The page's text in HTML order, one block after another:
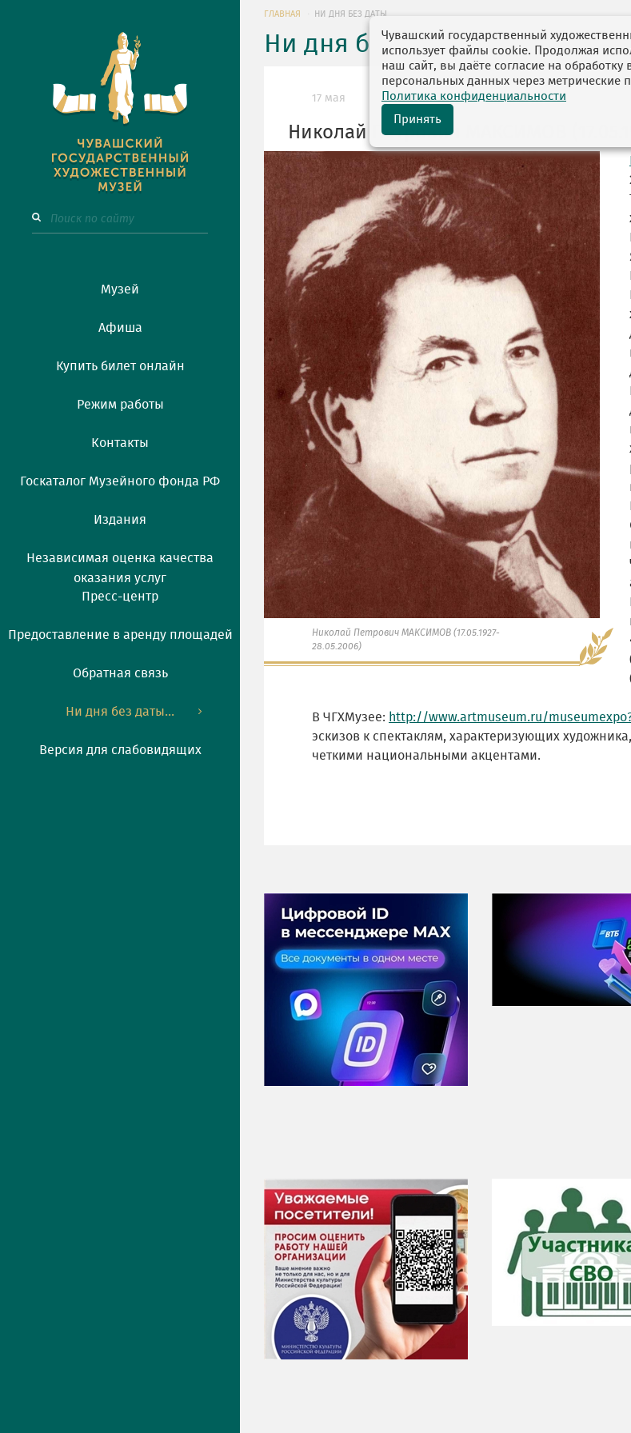
Музей
Афиша
Купить билет онлайн
Режим работы
Контакты
Госкаталог Музейного фонда РФ
Издания
Независимая оценка качества
оказания услуг
Пресс-центр
Предоставление в аренду площадей
Обратная связь
Ни дня без даты...
Версия для слабовидящих
ГЛАВНАЯ НИ ДНЯ БЕЗ ДАТЫ
Ни дня без даты
17 мая
Николай Петрович МАКСИМОВ
Николай Петрович МАКСИМОВ (17.05.1927-
28.05.2006)
В ЧГХМузее: http://www.artmuseum.ru/
эскизов к спектаклям, характеризующих
четкими национальными акцентами.
Чувашский государственный
использует файлы cookie. Продолжая
наш сайт, вы даёте согласие на обработку
персональных данных через метрические
Политика конфиденциальности
Принять